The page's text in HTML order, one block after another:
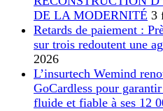
DE LA MODERNITÉ 3
Retards de paiement :
sur trois redoutent une
2026
L’insurtech Wemind
GoCardless pour
fluide et fiable à ses 12